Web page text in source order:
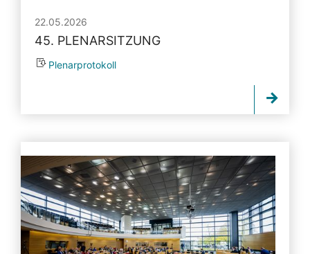
22.05.2026
45. PLENARSITZUNG
Plenarprotokoll